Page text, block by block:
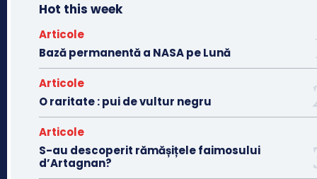
Hot this week
Articole
Bază permanentă a NASA pe Lună
Articole
O raritate : pui de vultur negru
Articole
S-au descoperit rămășițele faimosului
d’Artagnan?